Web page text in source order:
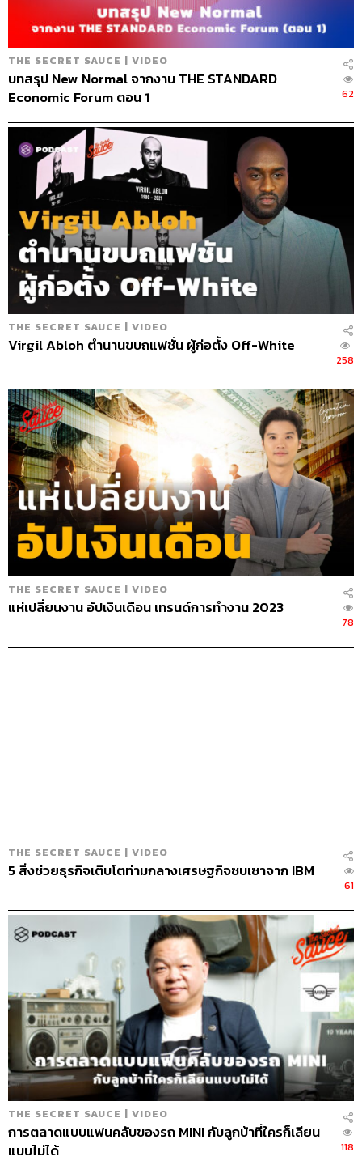
ABOUT THE HOST
นครินทร์ วนกิจไพบูลย์
บรรณาธิการบริหาร สำนักข่าว THE
STANDARD วิทยากรด้านสื่อและการทำคอน
เทนต์ออนไลน์
THE SECRET SAUCE | VIDEO
บทสรุป New Normal จากงาน THE STANDARD
Economic Forum ตอน 1
62
THE SECRET SAUCE | VIDEO
Virgil Abloh ตำนานขบถแฟชั่น ผู้ก่อตั้ง Off-White
258
THE SECRET SAUCE | VIDEO
แห่เปลี่ยนงาน อัปเงินเดือน เทรนด์การทำงาน 2023
78
THE SECRET SAUCE | VIDEO
5 สิ่งช่วยธุรกิจเติบโตท่ามกลางเศรษฐกิจซบเซาจาก IBM
61
THE SECRET SAUCE | VIDEO
การตลาดแบบแฟนคลับของรถ MINI กับลูกบ้าที่ใครก็เลียน
แบบไม่ได้
118